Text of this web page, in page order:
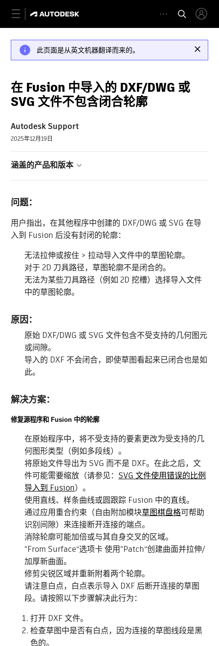
此页面是从英文机器翻译而来的。
在 Fusion 中导入的 DXF/DWG 或
SVG 文件不包含闭合轮廓
Autodesk Support
2025年12月19日
涵盖的产品和版本
问题：
用户指出，在其他程序中创建的 DXF/DWG 或 SVG 在导
入到 Fusion 后没有封闭的轮廓：
无法拉伸或按住 > 拉动导入文件中的草图轮廓。
对于 2D 刀具路径，草图轮廓不是闭合的。
无法为某些刀具路径（例如 2D 挖槽）选择导入文件
中的草图轮廓。
原因：
原始 DXF/DWG 或 SVG 文件包含不受支持的几何图元
或间隙。
导入的 DXF 不会闭合，即使草图看起来已闭合也是如
此。
解决方案：
修复源程序和 Fusion 中的轮廓
在原始程序中，将不受支持的要素更改为受支持的几
何图形类型（例如多段线）。
将原始文件导出为 SVG 而不是 DXF。在此之后，文
件可能需要缩放（请参见： SVG 文件使用错误的比例
导入到 Fusion）。
使用直线、样条曲线或圆跟踪 Fusion 中的直线。
通过应用重合约束（自由附加模块草图棋盘格可帮助
识别间隙）来连接断开连接的端点。
消除轮廓可能加倍或与其自身交叉的区域。
“From Surface”选项卡 使用“Patch”创建曲面并拉伸/
加厚新曲面。
修剪尖锐区域并重新附着两个轮廓。
请注意白点，白点表示导入 DXF 后断开连接的草图
段。请按照以下步骤解决此行为：
打开 DXF 文件。
检查草图中是否有白点，因为连接的草图线段是黑
色的。